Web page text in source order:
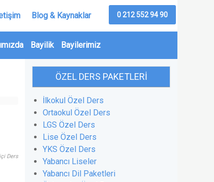
Blog & Kaynaklar 0 212 552 94 90
Bayilik Bayilerimiz
Ders
ÖZEL DERS PAKETLERI
İlkokul Özel Ders
Ortaokul Özel Ders
LGS Özel Ders
Lise Özel Ders
YKS Özel Ders
Yabancı Liseler
Yabancı Dil Paketleri